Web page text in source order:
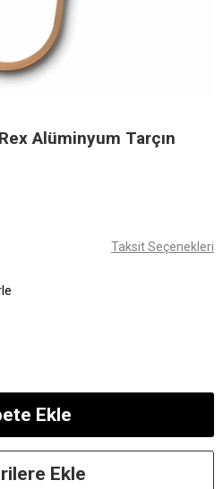
Alüminyum Tarçın
Taksit Seçenekleri
Ekle